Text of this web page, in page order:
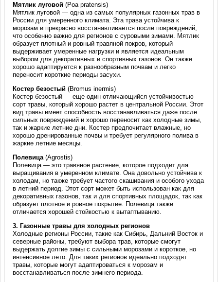
Мятлик луговой (Poa pratensis)
Мятлик луговой — одна из самых популярных газонных трав в
России для умеренного климата. Эта трава устойчива к
морозам и прекрасно восстанавливается после повреждений,
что особенно важно для регионов с суровыми зимами. Мятлик
образует плотный и ровный травяной покров, который
выдерживает умеренные нагрузки и является идеальным
выбором для декоративных и спортивных газонов. Он также
хорошо адаптируется к разнообразным почвам и легко
переносит короткие периоды засухи.
Костер безостый (Bromus inermis)
Костер безостый — еще один отличающийся устойчивостью
сорт травы, который хорошо растет в центральной России. Этот
вид травы имеет способность восстанавливаться даже после
сильных повреждений и хорошо переносит как холодные зимы,
так и жаркие летние дни. Костер предпочитает влажные, но
хорошо дренированные почвы и требует регулярного полива в
жаркие летние месяцы.
Полевица (Agrostis)
Полевица — это травяное растение, которое подходит для
выращивания в умеренном климате. Она довольно устойчива к
холодам, но также требует частого скашивания и особого ухода
в летний период. Этот сорт может быть использован как для
декоративных газонов, так и для спортивных площадок, так как
образует плотное и ровное покрытие. Полевица также
отличается хорошей стойкостью к вытаптыванию.
3.Газонные травы для холодных регионов
Холодные регионы России, такие как Сибирь, Дальний Восток и
северные районы, требуют выбора трав, которые смогут
выдержать долгие зимы с сильными морозами и короткое, но
интенсивное лето. Для таких регионов идеально подходят
травы, которые могут адаптироваться к морозам и
восстанавливаться после зимнего периода.